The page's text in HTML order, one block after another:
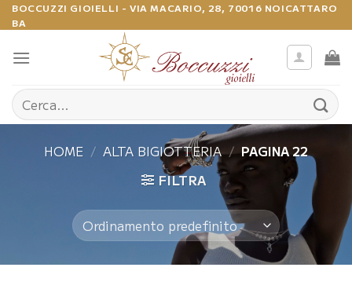
Salta
ai
contenuti
BOCCUZZI GIOIELLI - VIA MACARIO, 28, 70016 NOICATTARO
BA
Cerca:
HOME / ALTA BIGIOTTERIA /PAGINA 22
FILTRA